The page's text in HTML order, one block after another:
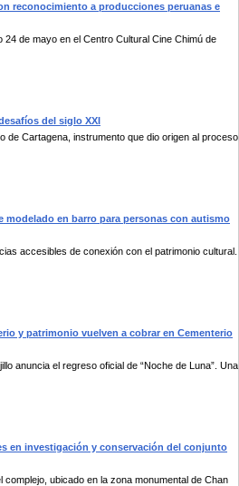
reconocimiento a producciones peruanas e
de mayo en el Centro Cultural Cine Chimú de
del siglo XXI
de Cartagena, instrumento que dio origen al proceso
en barro para personas con autismo
accesibles de conexión con el patrimonio cultural.
y patrimonio vuelven a cobrar en Cementerio
anuncia el regreso oficial de “Noche de Luna”. Una
en investigación y conservación del conjunto
ubicado en la zona monumental de Chan